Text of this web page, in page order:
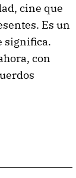
cine que
Es un
significa.
con